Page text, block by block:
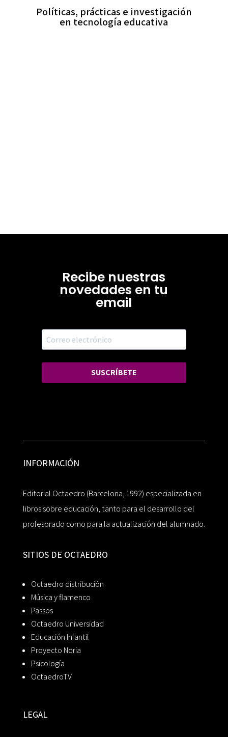
Políticas, prácticas e investigación
en tecnología educativa
Recibe nuestras
novedades en tu
email
SUSCRÍBETE
INFORMACIÓN
Editorial Octaedro (Barcelona, 1992) especializada en
libros sobre educación, tanto para el desarrollo del
profesorado como para la actualización del alumnado.
SITIOS DE OCTAEDRO
Octaedro distribución
Música y flamenco
Passos
Octaedro Universidad
Educación Infantil
Proyecto Noria
Psicología
OctaedroTV
LEGAL